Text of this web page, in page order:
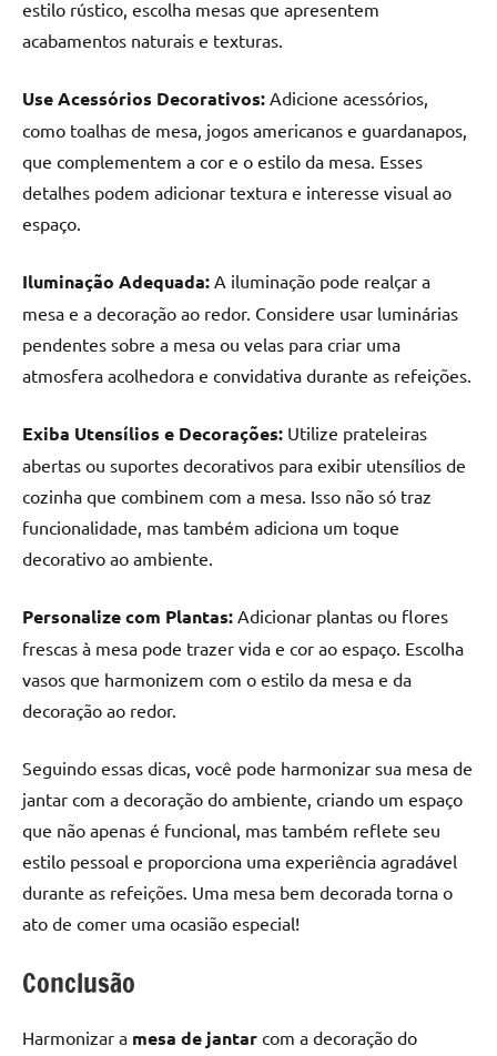
estilo rústico, escolha mesas que apresentem
acabamentos naturais e texturas.
Use Acessórios Decorativos: Adicione acessórios,
como toalhas de mesa, jogos americanos e guardanapos,
que complementem a cor e o estilo da mesa. Esses
detalhes podem adicionar textura e interesse visual ao
espaço.
Iluminação Adequada: A iluminação pode realçar a
mesa e a decoração ao redor. Considere usar luminárias
pendentes sobre a mesa ou velas para criar uma
atmosfera acolhedora e convidativa durante as refeições.
Exiba Utensílios e Decorações: Utilize prateleiras
abertas ou suportes decorativos para exibir utensílios de
cozinha que combinem com a mesa. Isso não só traz
funcionalidade, mas também adiciona um toque
decorativo ao ambiente.
Personalize com Plantas: Adicionar plantas ou flores
frescas à mesa pode trazer vida e cor ao espaço. Escolha
vasos que harmonizem com o estilo da mesa e da
decoração ao redor.
Seguindo essas dicas, você pode harmonizar sua mesa de
jantar com a decoração do ambiente, criando um espaço
que não apenas é funcional, mas também reflete seu
estilo pessoal e proporciona uma experiência agradável
durante as refeições. Uma mesa bem decorada torna o
ato de comer uma ocasião especial!
Conclusão
Harmonizar a mesa de jantar com a decoração do